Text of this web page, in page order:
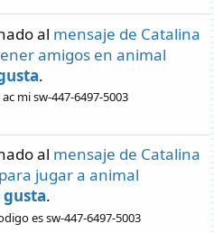
al mensaje de Catalina
amigos en animal
.
mi sw-447-6497-5003
al mensaje de Catalina
jugar a animal
gusta.
es sw-447-6497-5003